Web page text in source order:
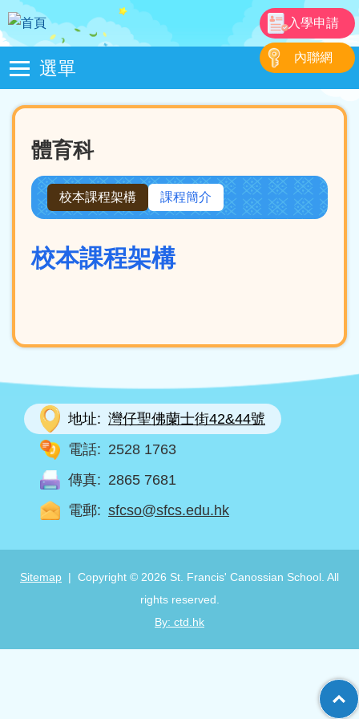
移至主內容
入學申請
內聯網
選單
Main
navigation
體育科
校本課程架構 課程簡介
校本課程架構
地址: 灣仔聖佛蘭士街42&44號
電話: 2528 1763
傳真: 2865 7681
電郵: sfcso@sfcs.edu.hk
Sitemap | Copyright © 2026 St. Francis' Canossian School. All
rights reserved.
By: ctd.hk